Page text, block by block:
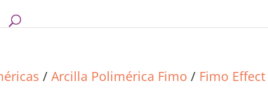
/Arcilla Polimérica Fimo / Fimo Effect